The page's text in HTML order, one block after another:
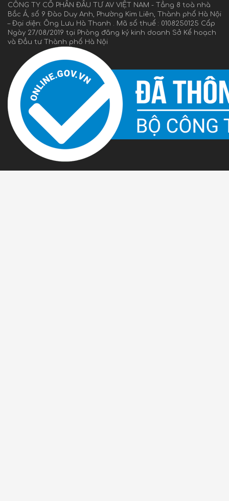
CÔNG TY CỔ PHẦN ĐẦU TƯ AV VIỆT NAM - Tầng 8 toà nhà
Bắc Á, số 9 Đào Duy Anh, Phường Kim Liên, Thành phố Hà Nội
– Đại diện: Ông Lưu Hà Thanh . Mã số thuế : 0108250125 Cấp
Ngày 27/08/2019 tại Phòng đăng ký kinh doanh Sở Kế hoạch
và Đầu tư Thành phố Hà Nội